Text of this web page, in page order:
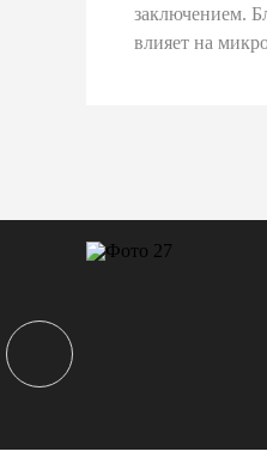
заключением.
влияет на